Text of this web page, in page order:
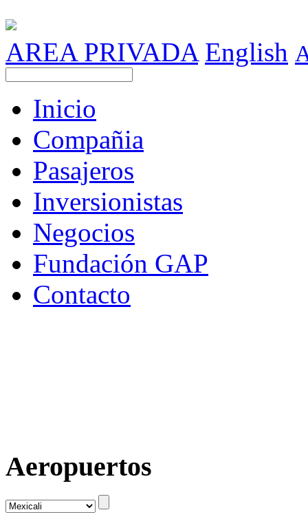
AREA PRIVADA English
Inicio
Compañia
Pasajeros
Inversionistas
Negocios
Fundación GAP
Contacto
Aeropuertos